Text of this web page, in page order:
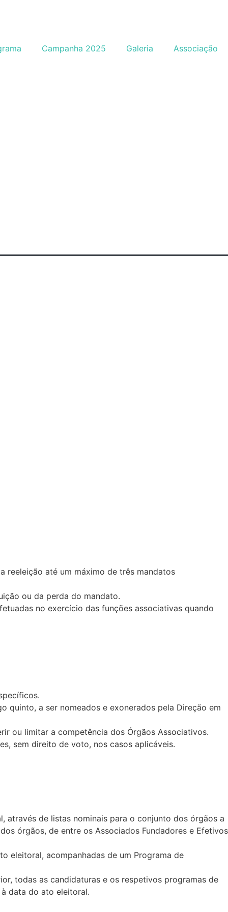
Campanha 2025 Galeria Associação
reeleição até um máximo de três mandatos
ou da perda do mandato.
no exercício das funções associativas quando
quinto, a ser nomeados e exonerados pela Direção em
ou limitar a competência dos Órgãos Associativos.
sem direito de voto, nos casos aplicáveis.
através de listas nominais para o conjunto dos órgãos a
órgãos, de entre os Associados Fundadores e Efetivos
eleitoral, acompanhadas de um Programa de
todas as candidaturas e os respetivos programas de
data do ato eleitoral.